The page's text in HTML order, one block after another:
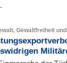
Gewaltfreiheit